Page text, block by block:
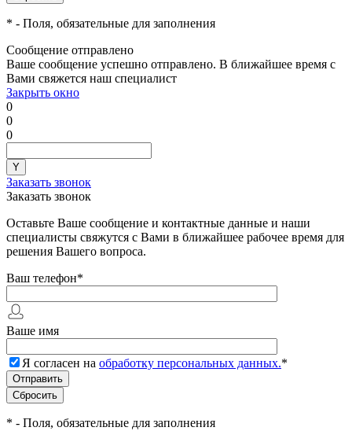
* - Поля, обязательные для заполнения
Сообщение отправлено
Ваше сообщение успешно отправлено. В ближайшее время с
Вами свяжется наш специалист
Закрыть окно
0
0
0
Заказать звонок
Заказать звонок
Оставьте Ваше сообщение и контактные данные и наши
специалисты свяжутся с Вами в ближайшее рабочее время для
решения Вашего вопроса.
Ваш телефон*
Ваше имя
Я согласен на обработку персональных данных.*
* - Поля, обязательные для заполнения